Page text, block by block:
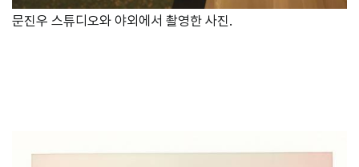
문진우 스튜디오와 야외에서 촬영한 사진.